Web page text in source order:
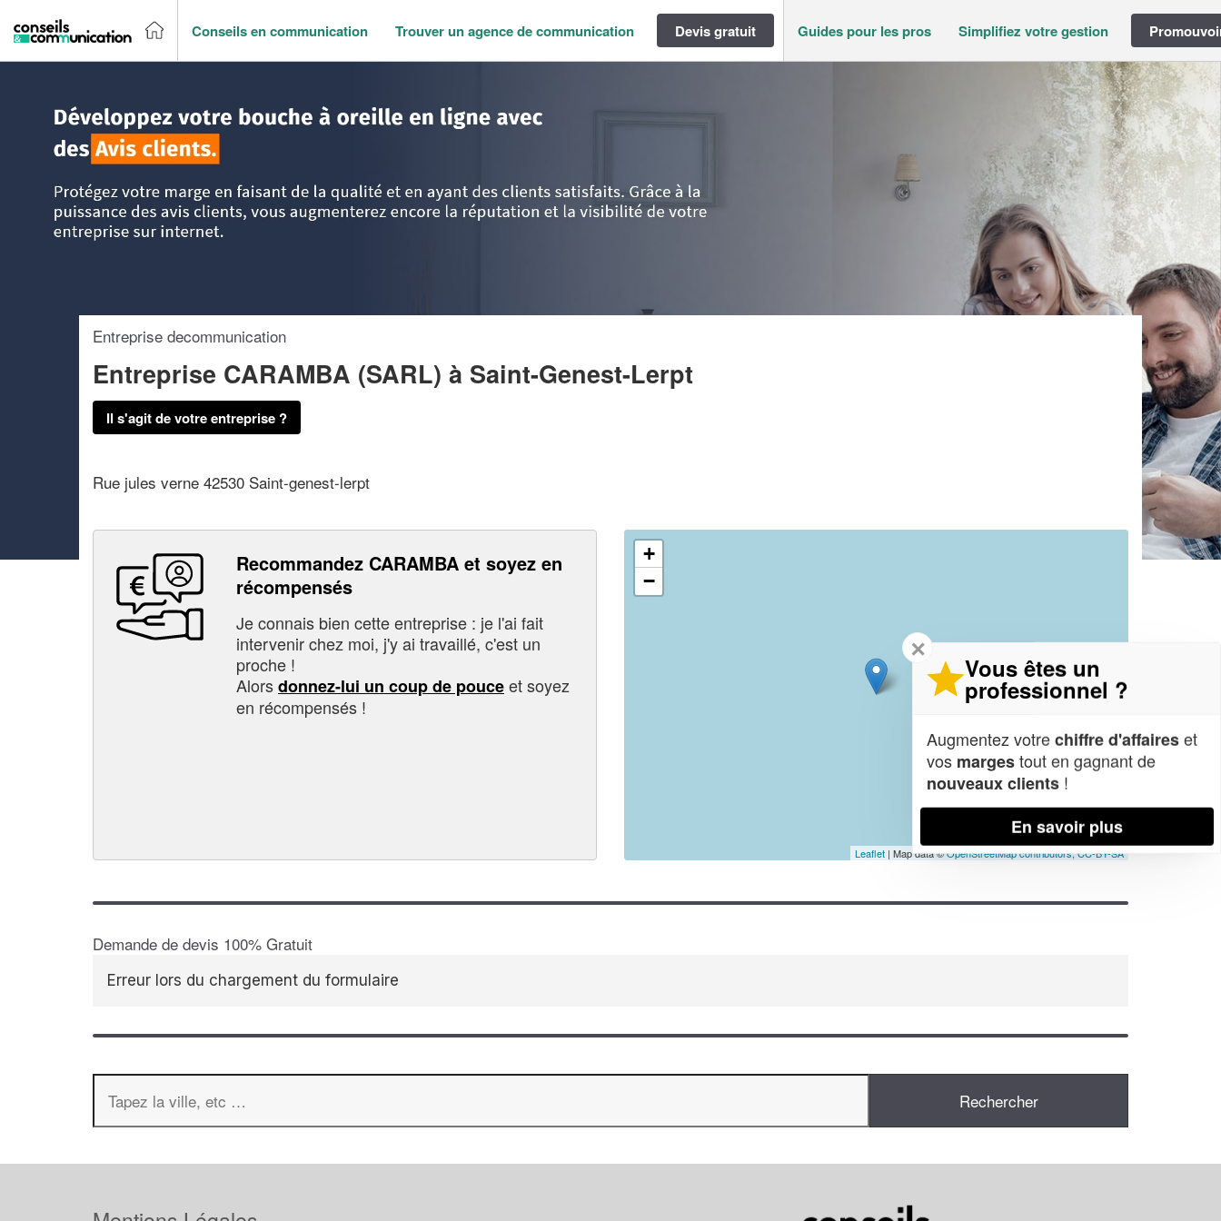
Conseils en communication Trouver un agence de communication Devis gratuit Guides pour les pros Simplifiez votre gestion
Entreprise decommunication
Entreprise CARAMBA (SARL) à Saint-Genest-Lerpt
Il s'agit de votre entreprise ?
Rue jules verne 42530 Saint-genest-lerpt
Recommandez CARAMBA et soyez en
récompensés
Je connais bien cette entreprise : je l'ai fait
intervenir chez moi, j'y ai travaillé, c'est un
proche !
Alorsdonnez-lui un coup de pouceet soyez
en récompensés !
+
−
Leaflet | Map data ©OpenStreetMap contributors,CC-BY-SA
Demande de devis 100% Gratuit
Erreur lors du chargement du formulaire
✕
Vous êtes un
professionnel ?
Augmentez votrechiffre d'affaireset
vos margestout en gagnant de
nouveaux clients !
En savoir plus